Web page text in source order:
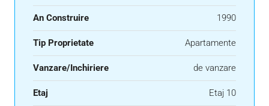
An Construire 1990
Tip Proprietate Apartamente
Vanzare/Inchiriere de vanzare
Etaj Etaj 10